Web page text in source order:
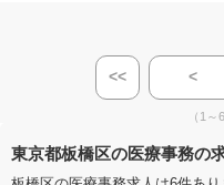
<< <
（1～
東京都板橋区の医療事務の